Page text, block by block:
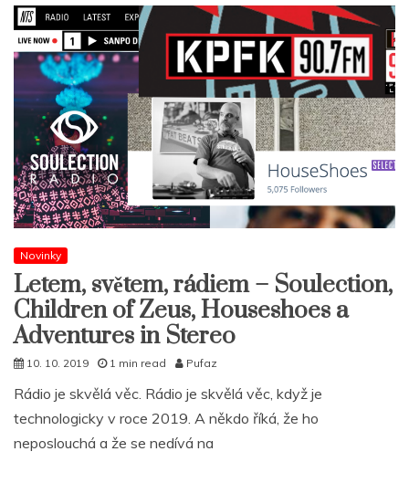
Novinky
Letem, světem, rádiem – Soulection,
Children of Zeus, Houseshoes a
Adventures in Stereo
10. 10. 2019 1 min read Pufaz
Rádio je skvělá věc. Rádio je skvělá věc, když je
technologicky v roce 2019. A někdo říká, že ho
neposlouchá a že se nedívá na